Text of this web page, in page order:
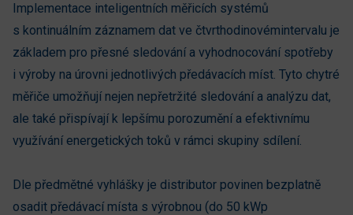
Implementace inteligentních měřicích systémů
s kontinuálním záznamem dat ve čtvrthodinovémintervalu je
základem pro přesné sledování a vyhodnocování spotřeby
i výroby na úrovni jednotlivých předávacích míst. Tyto chytré
měřiče umožňují nejen nepřetržité sledování a analýzu dat,
ale také přispívají k lepšímu porozumění a efektivnímu
využívání energetických toků v rámci skupiny sdílení.
Dle předmětné vyhlášky je distributor povinen bezplatně
osadit předávací místa s výrobnou (do 50 kWp